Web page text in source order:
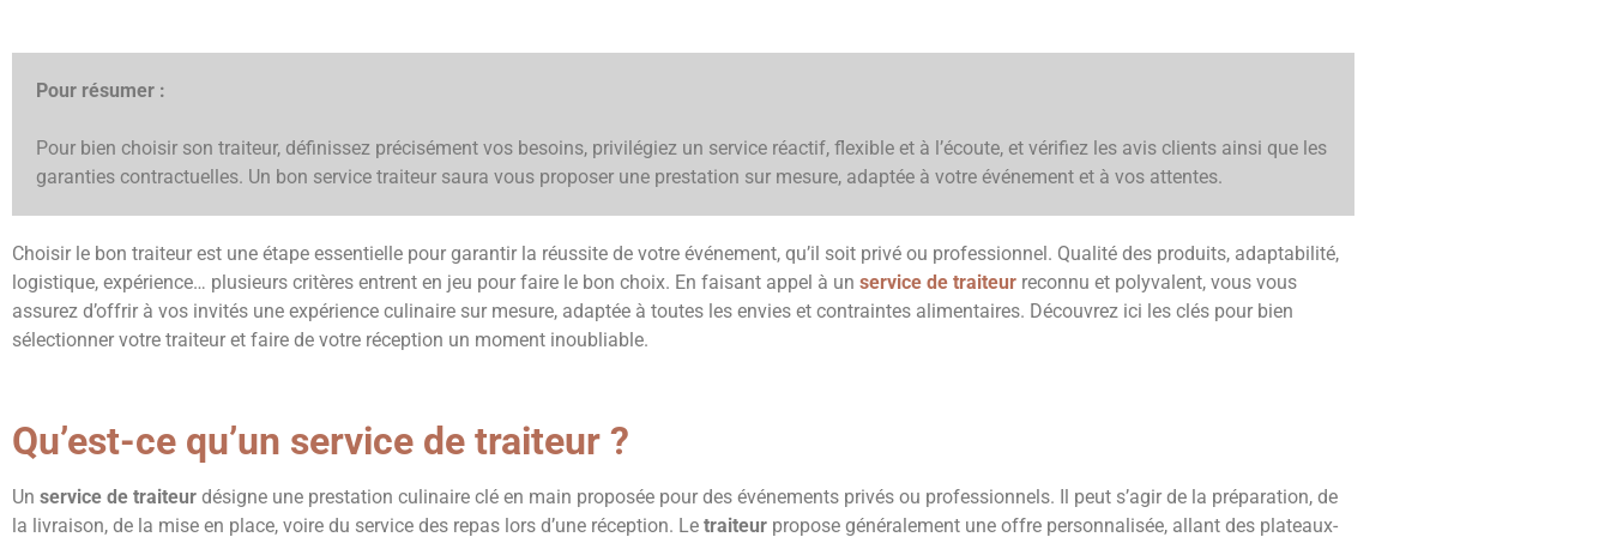
Pour résumer :
Pour bien choisir son traiteur, définissez précisément vos besoins, privilégiez un service réactif, flexible et à l’écoute, et vérifiez les avis clients ainsi que les
garanties contractuelles. Un bon service traiteur saura vous proposer une prestation sur mesure, adaptée à votre événement et à vos attentes.
Choisir le bon traiteur est une étape essentielle pour garantir la réussite de votre événement, qu’il soit privé ou professionnel. Qualité des produits, adaptabilité,
logistique, expérience… plusieurs critères entrent en jeu pour faire le bon choix. En faisant appel à un service de traiteur reconnu et polyvalent, vous vous
assurez d’offrir à vos invités une expérience culinaire sur mesure, adaptée à toutes les envies et contraintes alimentaires. Découvrez ici les clés pour bien
sélectionner votre traiteur et faire de votre réception un moment inoubliable.
Qu’est-ce qu’un service de traiteur ?
Un service de traiteur désigne une prestation culinaire clé en main proposée pour des événements privés ou professionnels. Il peut s’agir de la préparation, de
la livraison, de la mise en place, voire du service des repas lors d’une réception. Le traiteur propose généralement une offre personnalisée, allant des plateaux-